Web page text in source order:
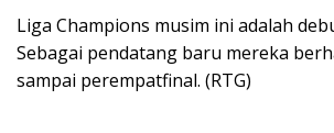
Liga Champions musim ini adalah
Sebagai pendatang baru mereka
sampai perempatfinal. (RTG)